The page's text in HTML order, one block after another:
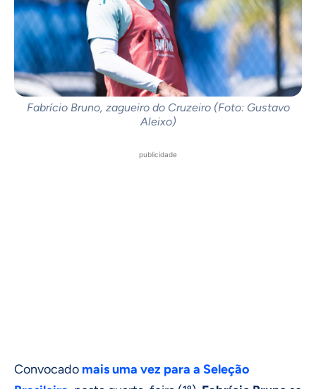
Fabrício Bruno, zagueiro do Cruzeiro (Foto: Gustavo
Aleixo)
publicidade
Convocado mais uma vez para a Seleção